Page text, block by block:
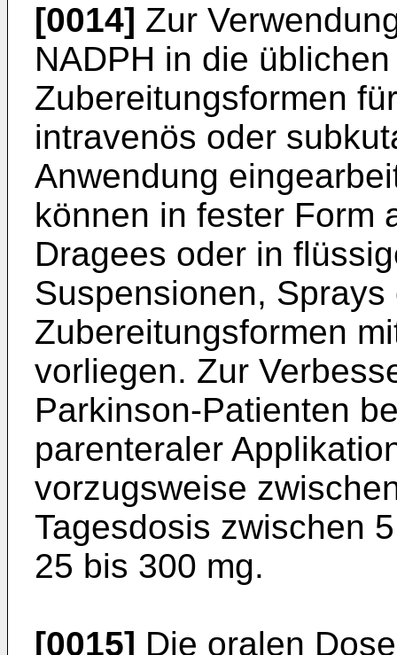
[0014] Zur
NADPH in die
Zubereitungsformen
intravenös oder
Anwendung
können in fester Form
Dragees oder in
Suspensionen,
Zuberei­tungsformen
vorliegen. Zur
Parkinson-Patienten
parenteraler
vorzugsweise
Tagesdosis zwischen
25 bis 300 mg.
[0015] Die oralen